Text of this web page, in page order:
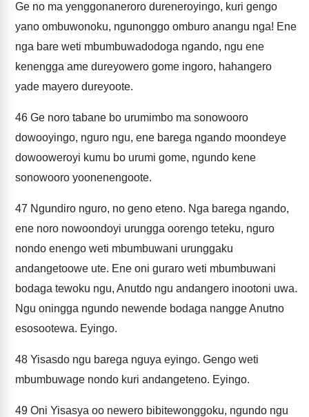
Ge no ma yenggonaneroro dureneroyingo, kuri gengo
yano ombuwonoku, ngunonggo omburo anangu nga! Ene
nga bare weti mbumbuwadodoga ngando, ngu ene
kenengga ame dureyowero gome ingoro, hahangero
yade mayero dureyoote.
46 Ge noro tabane bo urumimbo ma sonowooro
dowooyingo, nguro ngu, ene barega ngando moondeye
dowooweroyi kumu bo urumi gome, ngundo kene
sonowooro yoonenengoote.
47 Ngundiro nguro, no geno eteno. Nga barega ngando,
ene noro nowoondoyi urungga oorengo teteku, nguro
nondo enengo weti mbumbuwani urunggaku
andangetoowe ute. Ene oni guraro weti mbumbuwani
bodaga tewoku ngu, Anutdo ngu andangero inootoni uwa.
Ngu oningga ngundo newende bodaga nangge Anutno
esosootewa. Eyingo.
48 Yisasdo ngu barega nguya eyingo. Gengo weti
mbumbuwage nondo kuri andangeteno. Eyingo.
49 Oni Yisasya oo newero bibitewonggoku, ngundo ngu